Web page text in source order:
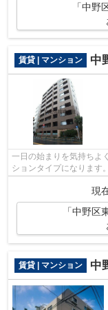
「中野
賃貸 | マンション 中
一日の始まりを気持ちよ
ションタイプになります
現
「中野区
賃貸 | マンション 中